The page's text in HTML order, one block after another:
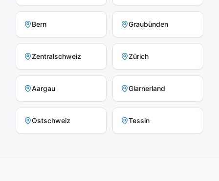
Bern Graubünden
Zentralschweiz Zürich
Aargau Glarnerland
Ostschweiz Tessin